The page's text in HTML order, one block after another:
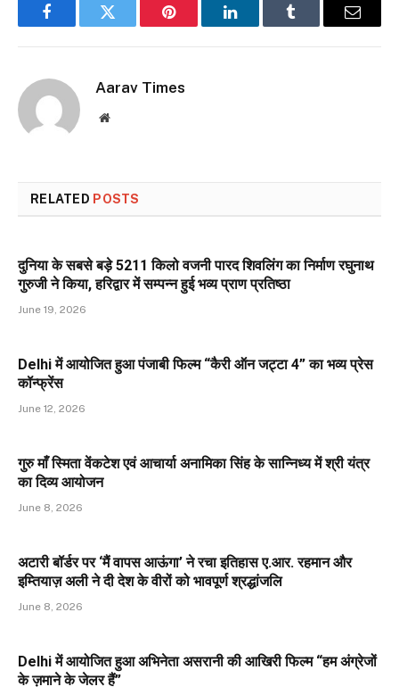
FacebookTwitter Pinterest LinkedInTumblr Email
Aarav Times
Website
RELATED POSTS
दुनिया के सबसे बड़े 5211 किलो वजनी पारद शिवलिंग का निर्माण रघुनाथ
गुरुजी ने किया, हरिद्वार में सम्पन्न हुई भव्य प्राण प्रतिष्ठा
June 19, 2026
Delhi में आयोजित हुआ पंजाबी फिल्म “कैरी ऑन जट्टा 4” का भव्य प्रेस
कॉन्फ्रेंस
June 12, 2026
गुरु माँ स्मिता वेंकटेश एवं आचार्या अनामिका सिंह के सान्निध्य में श्री यंत्र
का दिव्य आयोजन
June 8, 2026
अटारी बॉर्डर पर ‘मैं वापस आऊंगा’ ने रचा इतिहास ए.आर. रहमान और
इम्तियाज़ अली ने दी देश के वीरों को भावपूर्ण श्रद्धांजलि
June 8, 2026
Delhi में आयोजित हुआ अभिनेता असरानी की आखिरी फिल्म “हम अंग्रेजों
के ज़माने के जेलर हैं”